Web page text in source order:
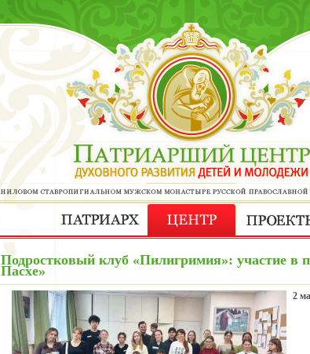
Подростковый клуб «Пилигримия»: участие в
Пасхе»
2